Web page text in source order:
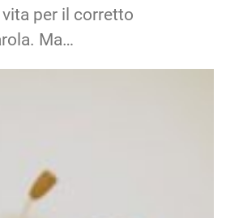
per il corretto
Ma…